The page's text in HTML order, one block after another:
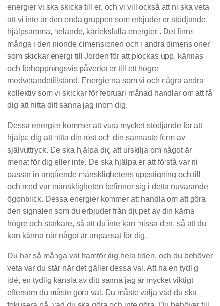
energier vi ska skicka till er, och vi vill också att ni ska veta
att vi inte är den enda gruppen som erbjuder er stödjande,
hjälpsamma, helande, kärleksfulla energier . Det finns
många i den nionde dimensionen och i andra dimensioner
som skickar energi till Jorden för att plockas upp, kännas
och förhoppningsvis påverka er till ett högre
medvetandetillstånd. Energierna som vi och några andra
kollektiv som vi skickar för februari månad handlar om att få
dig att hitta ditt sanna jag inom dig.
Dessa energier kommer att vara mycket stödjande för att
hjälpa dig att hitta din röst och din sannaste form av
självuttryck. De ska hjälpa dig att urskilja om något är
menat för dig eller inte. De ska hjälpa er att förstå var ni
passar in angående mänsklighetens uppstigning och till
och med var mänskligheten befinner sig i detta nuvarande
ögonblick. Dessa energier kommer att handla om att göra
den signalen som du erbjuder från djupet av din kärna
högre och starkare, så att du inte kan missa den, så att du
kan känna när något är anpassat för dig.
Du har så många val framför dig hela tiden, och du behöver
veta var du står när det gäller dessa val. Att ha en tydlig
idé, en tydlig känsla av ditt sanna jag är mycket viktigt
eftersom du måste göra val. Du måste välja vad du ska